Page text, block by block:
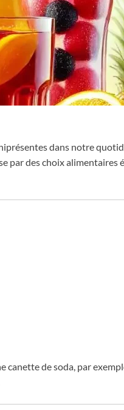
dans notre
par des choix alimentaires
de soda, par